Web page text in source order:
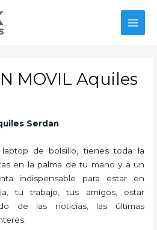
MOVIL Aquiles
Serdan
de bolsillo, tienes toda la
en la palma de tu mano y a un
indispensable para estar en
tu trabajo, tus amigos, estar
de las noticias, las últimas